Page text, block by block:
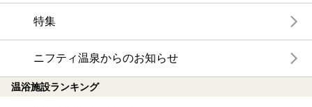
特集
ニフティ温泉からのお知らせ
温浴施設ランキング